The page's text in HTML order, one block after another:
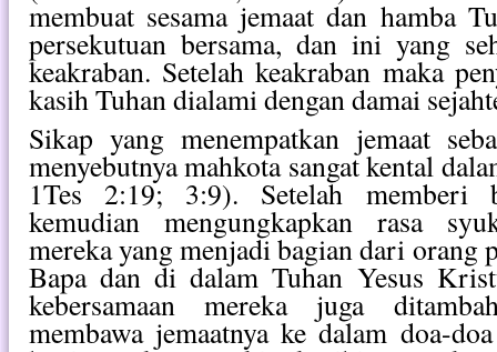
membuat sesama jemaat dan hamba
persekutuan bersama, dan ini yang
keakraban. Setelah keakraban maka
kasih Tuhan dialami dengan damai
Sikap yang menempatkan jemaat
menyebutnya mahkota sangat kental
1Tes 2:19; 3:9). Setelah memberi
kemudian mengungkapkan rasa
mereka yang menjadi bagian dari orang
Bapa dan di dalam Tuhan Yesus
kebersamaan mereka juga
membawa jemaatnya ke dalam doa-